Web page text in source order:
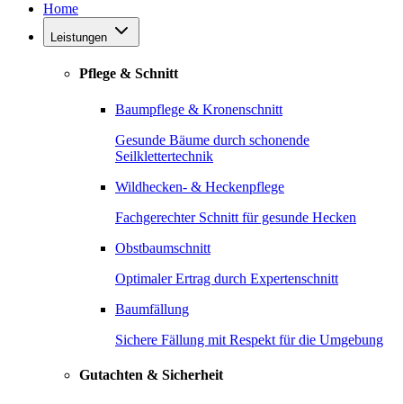
Home
Leistungen
Pflege & Schnitt
Baumpflege & Kronenschnitt
Gesunde Bäume durch schonende
Seilklettertechnik
Wildhecken- & Heckenpflege
Fachgerechter Schnitt für gesunde Hecken
Obstbaumschnitt
Optimaler Ertrag durch Expertenschnitt
Baumfällung
Sichere Fällung mit Respekt für die Umgebung
Gutachten & Sicherheit